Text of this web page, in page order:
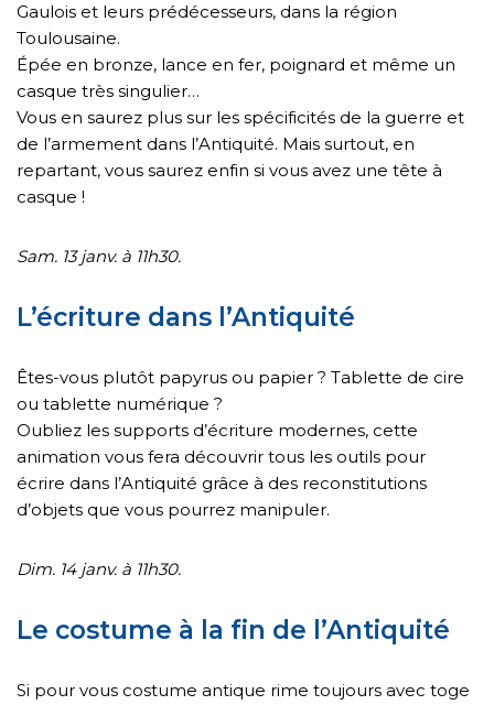
Gaulois et leurs prédécesseurs, dans la région
Toulousaine.
Épée en bronze, lance en fer, poignard et même un
casque très singulier…
Vous en saurez plus sur les spécificités de la guerre et
de l’armement dans l’Antiquité. Mais surtout, en
repartant, vous saurez enfin si vous avez une tête à
casque !
Sam. 13 janv. à 11h30.
L’écriture dans l’Antiquité
Êtes-vous plutôt papyrus ou papier ? Tablette de cire
ou tablette numérique ?
Oubliez les supports d’écriture modernes, cette
animation vous fera découvrir tous les outils pour
écrire dans l’Antiquité grâce à des reconstitutions
d’objets que vous pourrez manipuler.
Dim. 14 janv. à 11h30.
Le costume à la fin de l’Antiquité
Si pour vous costume antique rime toujours avec toge